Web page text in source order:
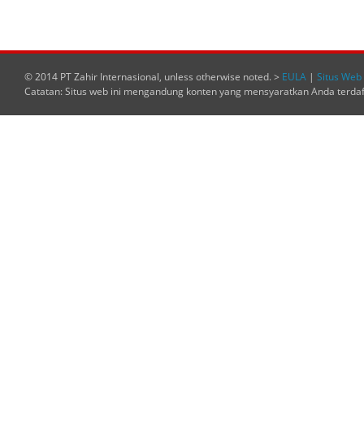
© 2014 PT Zahir Internasional, unless otherwise noted. > EULA | Situs
Catatan: Situs web ini mengandung konten yang mensyaratkan Anda